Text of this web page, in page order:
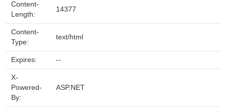
Content-
Length:
14377
Content-
Type:
text/html
Expires: --
X-
Powered-
By:
ASP.NET